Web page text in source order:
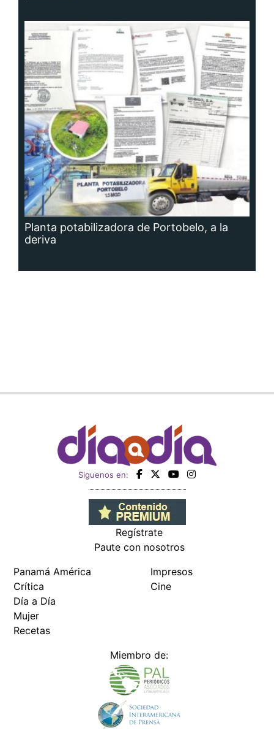
Planta potabilizadora de Portobelo, a la
deriva
Siguenos en:
Regístrate
Paute con nosotros
Panamá América
Crítica
Día a Día
Mujer
Recetas
Impresos
Cine
Miembro de: